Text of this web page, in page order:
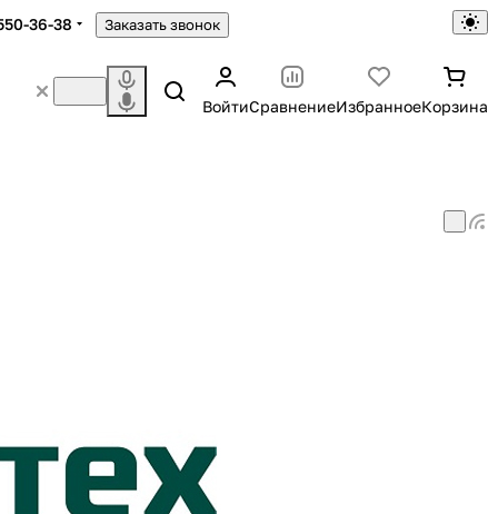
36-38 Заказать звонок
ВойтиСравнениеИзбранноеКорзина